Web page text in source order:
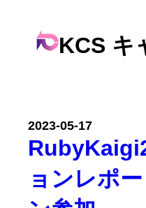
KCS キ
2023-05-17
ョンレポ